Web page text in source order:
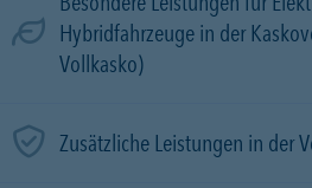
Hybridfahrzeuge in der
Vollkasko)
Zusätzliche Leistungen in der